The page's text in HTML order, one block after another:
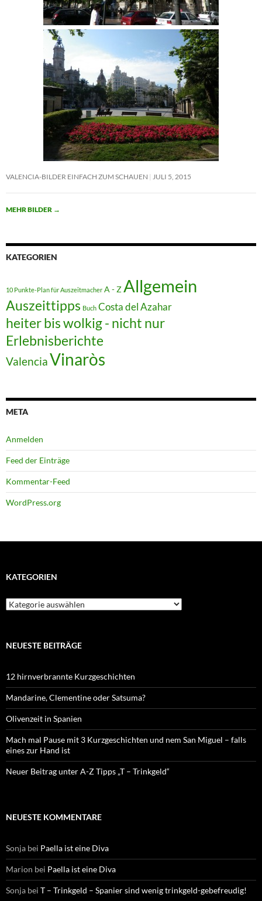
VALENCIA-BILDER EINFACH ZUM SCHAUEN JULI 5, 2015
MEHR BILDER →
KATEGORIEN
10 Punkte-Plan für Auszeitmacher A - Z Allgemein
Auszeittipps Buch Costa del Azahar
heiter bis wolkig - nicht nur
Erlebnisberichte
ValenciaVinaròs
META
Anmelden
Feed der Einträge
Kommentar-Feed
WordPress.org
KATEGORIEN
Kategorien
NEUESTE BEITRÄGE
12 hirnverbrannte Kurzgeschichten
Mandarine, Clementine oder Satsuma?
Olivenzeit in Spanien
Mach mal Pause mit 3 Kurzgeschichten und nem San Miguel – falls
eines zur Hand ist
Neuer Beitrag unter A-Z Tipps „T – Trinkgeld“
NEUESTE KOMMENTARE
Sonja bei Paella ist eine Diva
Marion bei Paella ist eine Diva
Sonja bei T – Trinkgeld – Spanier sind wenig trinkgeld-gebefreudig!